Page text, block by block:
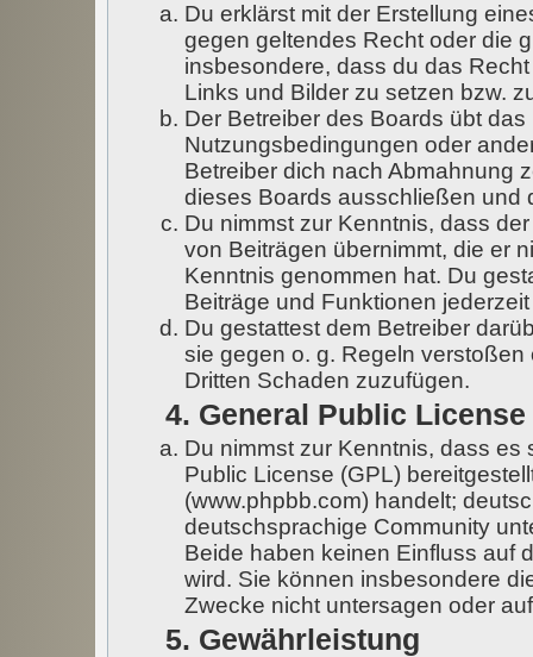
Du erklärst mit der Erstellung
gegen geltendes Recht oder die
insbesondere, dass du das
Links und Bilder zu setzen bzw.
Der Betreiber des Boards übt
Nutzungsbedingungen oder
Betreiber dich nach Abmahnung
dieses Boards ausschließen und
Du nimmst zur Kenntnis, dass
von Beiträgen übernimmt, die er
Kenntnis genommen hat. Du
Beiträge und Funktionen
Du gestattest dem Betreiber
sie gegen o. g. Regeln
Dritten Schaden zuzufügen.
4. General Public License
Du nimmst zur Kenntnis, dass
Public License (GPL)
(www.phpbb.com) handelt;
deutschsprachige Community
Beide haben keinen Einfluss auf
wird. Sie können insbesondere
Zwecke nicht untersagen oder
5. Gewährleistung